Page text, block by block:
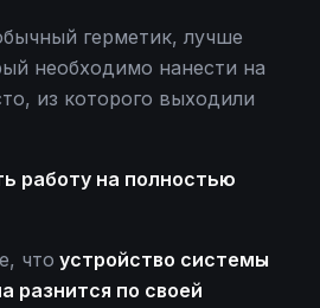
герметик, лучше
необходимо нанести на
из которого выходили
работу на полностью
что устройство системы
разнится по своей